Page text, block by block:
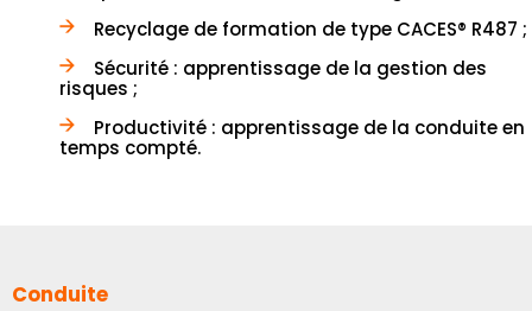
Recyclage de formation de type CACES® R487 ;
Sécurité : apprentissage de la gestion des
risques ;
Productivité : apprentissage de la conduite en
temps compté.
Conduite